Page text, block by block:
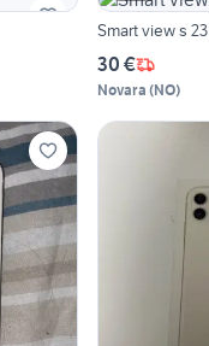
Smart view s 23
30 €
Novara (NO)